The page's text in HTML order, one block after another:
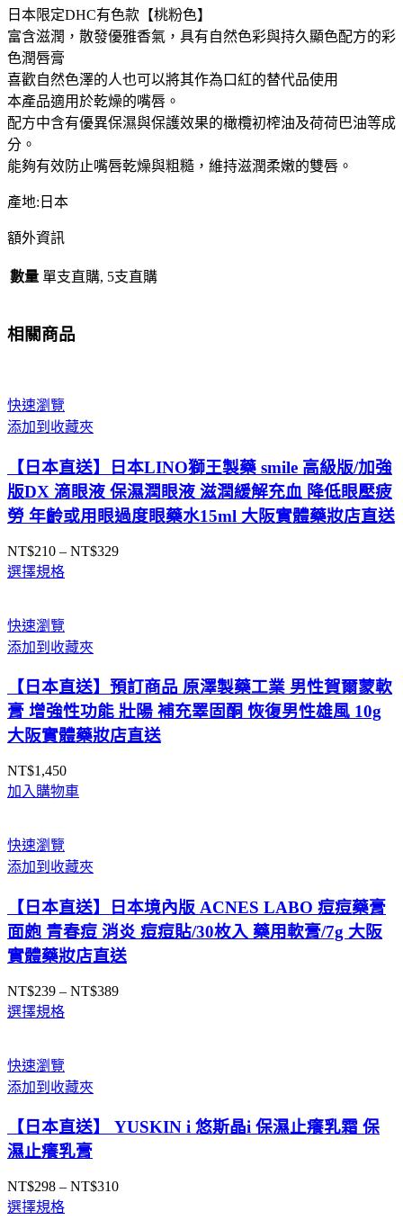
潤
唇
膏
日
本
限
定
DHC
有
色
【桃
色】
濕
水
防
乾
裂
護
唇
膏
大
體
藥
店
直
送
量
日本限定DHC有色款【桃粉色】
富含滋潤，散發優雅香氣，具有自然色彩與持久顯色配方的彩
色潤唇膏
喜歡自然色澤的人也可以將其作為口紅的替代品使用
本產品適用於乾燥的嘴唇。
配方中含有優異保濕與保護效果的橄欖初榨油及荷荷巴油等成
分。
能夠有效防止嘴唇乾燥與粗糙，維持滋潤柔嫩的雙唇。
產地:日本
額外資訊
數量 單支直購, 5支直購
相關商品
快速瀏覽
添加到收藏夾
【日本直送】日本LINO獅王製藥 smile 高級版/加強
版DX 滴眼液 保濕潤眼液 滋潤緩解充血 降低眼壓疲
勞 年齡或用眼過度眼藥水15ml 大阪實體藥妝店直送
NT$210 – NT$329價
NT$329
選擇規格
快速瀏覽
添加到收藏夾
【日本直送】預訂商品 原澤製藥工業 男性賀爾蒙軟
膏 增強性功能 壯陽 補充睪固酮 恢復男性雄風 10g
大阪實體藥妝店直送
NT$1,450
加入購物車
快速瀏覽
添加到收藏夾
【日本直送】日本境內版 ACNES LABO 痘痘藥膏
面皰 青春痘 消炎 痘痘貼/30枚入 藥用軟膏/7g 大阪
實體藥妝店直送
NT$239 – NT$389價
選擇規格
快速瀏覽
添加到收藏夾
【日本直送】 YUSKIN i 悠斯晶i 保濕止癢乳霜 保
濕止癢乳膏
NT$298 – NT$310價
選擇規格